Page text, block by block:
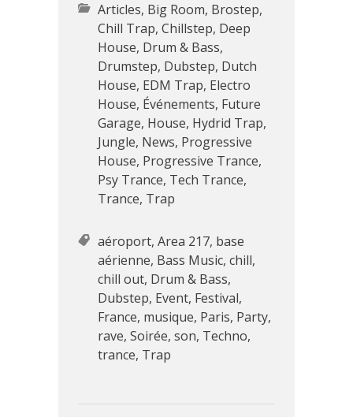
Articles, Big Room, Brostep,
Chill Trap, Chillstep, Deep
House, Drum & Bass,
Drumstep, Dubstep, Dutch
House, EDM Trap, Electro
House, Événements, Future
Garage, House, Hydrid Trap,
Jungle, News, Progressive
House, Progressive Trance,
Psy Trance, Tech Trance,
Trance, Trap
aéroport, Area 217, base
aérienne, Bass Music, chill,
chill out, Drum & Bass,
Dubstep, Event, Festival,
France, musique, Paris, Party,
rave, Soirée, son, Techno,
trance, Trap